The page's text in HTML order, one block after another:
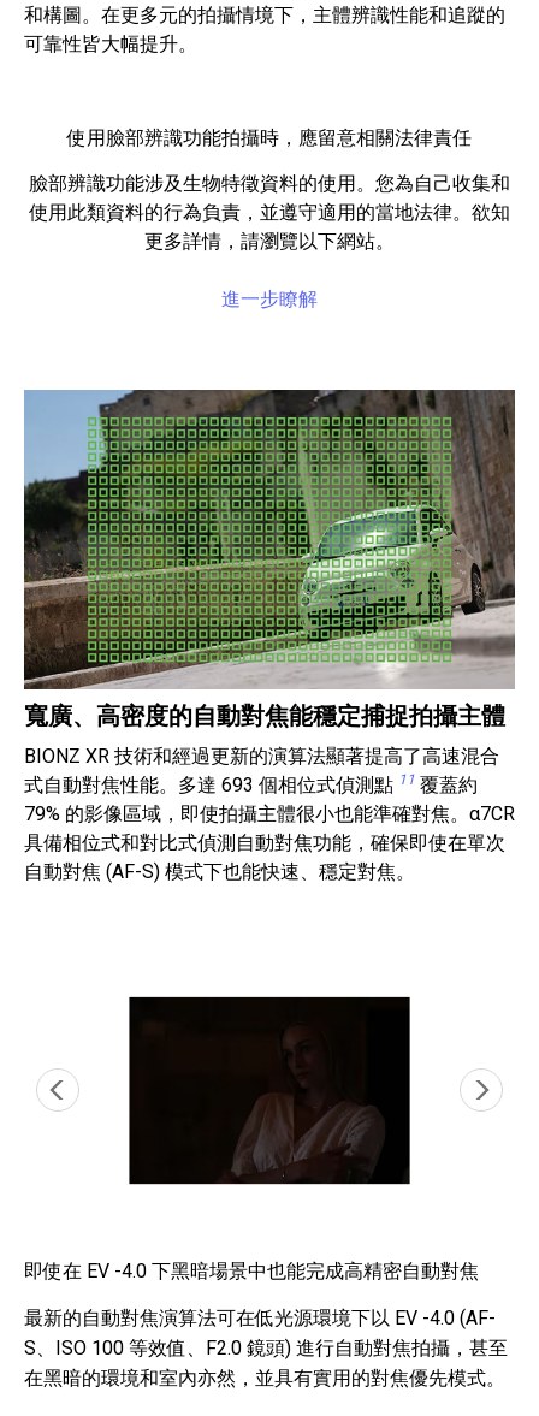
和構圖。在更多元的拍攝情境下，主體辨識性能和追蹤的
可靠性皆大幅提升。
使用臉部辨識功能拍攝時，應留意相關法律責任
臉部辨識功能涉及生物特徵資料的使用。您為自己收集和
使用此類資料的行為負責，並遵守適用的當地法律。欲知
更多詳情，請瀏覽以下網站。
進一步瞭解
寬廣、高密度的自動對焦能穩定捕捉拍攝主體
BIONZ XR 技術和經過更新的演算法顯著提高了高速混合
式自動對焦性能。多達 693 個相位式偵測點 11 覆蓋約
79% 的影像區域，即使拍攝主體很小也能準確對焦。α7CR
具備相位式和對比式偵測自動對焦功能，確保即使在單次
自動對焦 (AF-S) 模式下也能快速、穩定對焦。
即使在 EV -4.0 下黑暗場景中也能完成高精密自動對焦
最新的自動對焦演算法可在低光源環境下以 EV -4.0 (AF-
S、ISO 100 等效值、F2.0 鏡頭) 進行自動對焦拍攝，甚至
在黑暗的環境和室內亦然，並具有實用的對焦優先模式。